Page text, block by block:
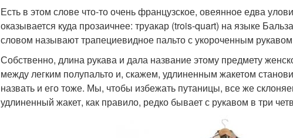
Есть в этом слове что-то очень французское, овеянное едва
оказывается куда прозаичнее: труакар (trois-quart) на языке
словом называют трапециевидное пальто с укороченным
Собственно, длина рукава и дала название этому предмету
между легким полупальто и, скажем, удлиненным жакетом
назвать и его тоже. Мы, чтобы избежать путаницы, все же
удлиненный жакет, как правило, редко бывает с рукавом в три